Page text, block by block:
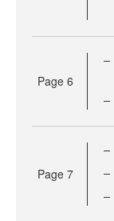
Page 6
Page 7